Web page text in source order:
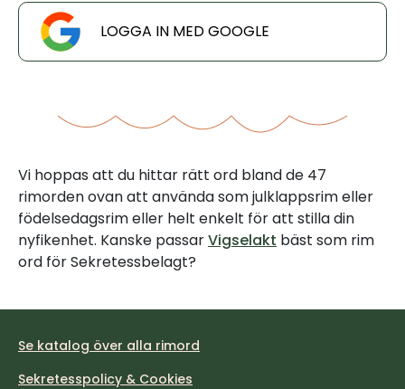
LOGGA IN MED GOOGLE
Vi hoppas att du hittar rätt ord bland de 47
rimorden ovan att använda som julklappsrim eller
födelsedagsrim eller helt enkelt för att stilla din
nyfikenhet. Kanske passarVigselakt bäst som rim
ord för Sekretessbelagt?
Se katalog över alla rimord
Sekretesspolicy & Cookies